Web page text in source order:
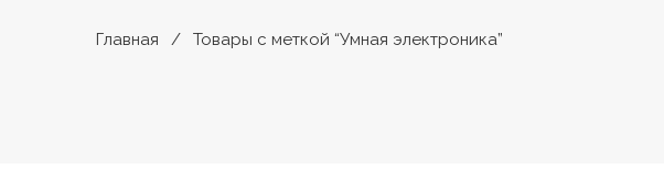
Главная Товары с меткой “Умная электроника”